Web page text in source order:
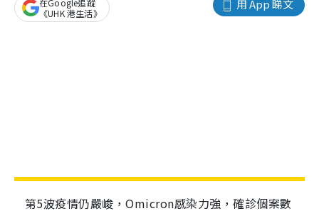
用 App 睇文
在Google追蹤
《UHK 港生活》
第5波疫情仍嚴峻，Omicron感染力強，確診個案數